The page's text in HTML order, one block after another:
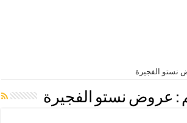
نستو الفجيرة
: عروض نستو الفجيرة